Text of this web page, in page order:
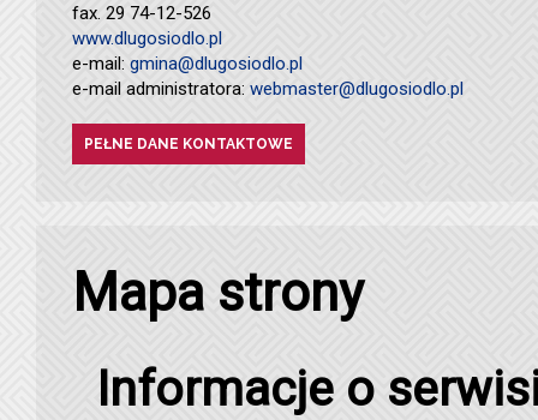
fax. 29 74-12-526
www.dlugosiodlo.pl
e-mail: gmina@dlugosiodlo.pl
e-mail administratora: webmaster@dlugosiodlo.pl
PEŁNE DANE KONTAKTOWE
Mapa strony
Informacje o